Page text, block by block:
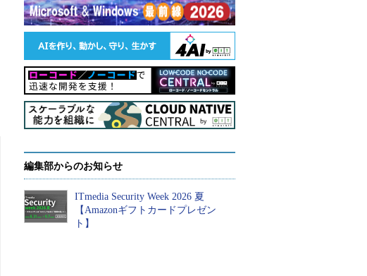
編集部からのお知らせ
ITmedia Security Week 2026 夏
【Amazonギフトカードプレゼン
ト】